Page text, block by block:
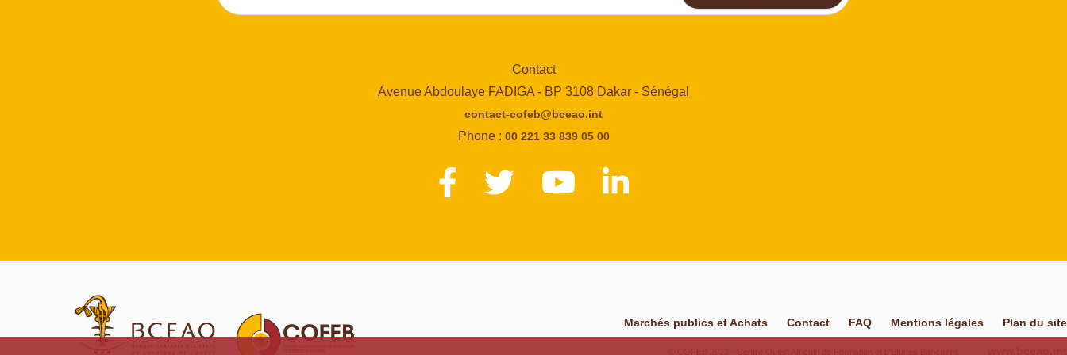
Contact
Avenue Abdoulaye FADIGA - BP 3108 Dakar - Sénégal
contact-cofeb@bceao.int
Phone : 00 221 33 839 05 00
Marchés publics et Achats Contact FAQ Mentions légales Plan du site